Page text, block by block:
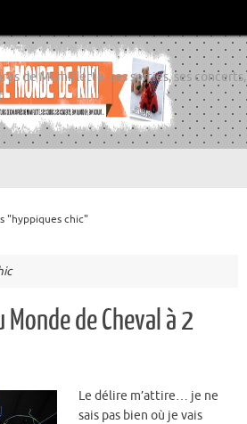
de Momiflette, ses sorties, ses concerts,
"hyppiques chic"
de Cheval à 2
Le délire m’attire… je ne
sais pas bien où je vais